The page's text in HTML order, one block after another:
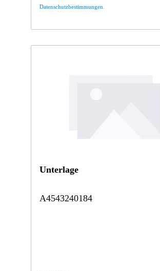
Datenschutzbestimmungen
Unterlage
A4543240184